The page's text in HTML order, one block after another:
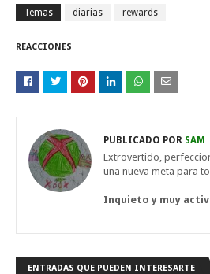
Temas diarias rewards
REACCIONES
PUBLICADO POR SAM
Extrovertido,
una nueva meta para
Inquieto y muy
ENTRADAS QUE PUEDEN INTERESARTE